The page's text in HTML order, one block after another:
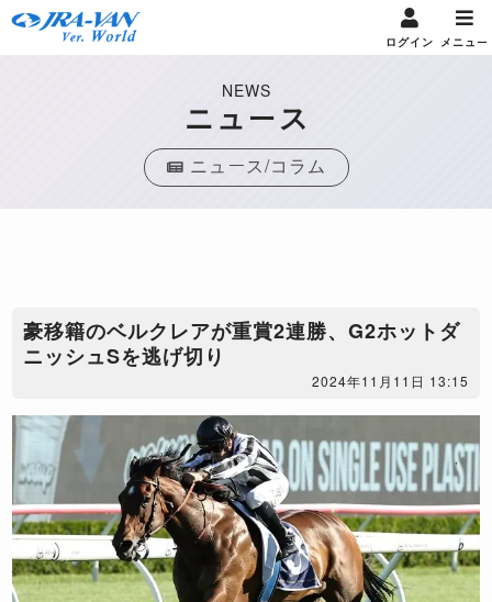
ログイン メニュー
NEWS
ニュース
ニュース/コラム
豪移籍のベルクレアが重賞2連勝、G2ホットダ
ニッシュSを逃げ切り
2024年11月11日 13:15